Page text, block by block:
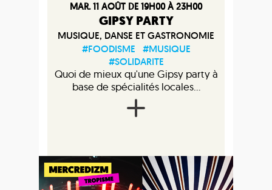
MAR. 11 AOÛT DE 19H00 À 23H00
GIPSY PARTY
MUSIQUE, DANSE ET GASTRONOMIE
#FOODISME
#MUSIQUE
#SOLIDARITE
Quoi de mieux qu'une Gipsy party à
base de spécialités locales...